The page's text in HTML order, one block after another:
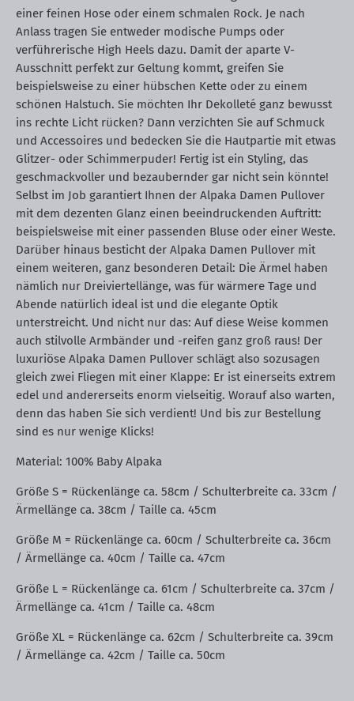
einer feinen Hose oder einem schmalen Rock. Je nach
Anlass tragen Sie entweder modische Pumps oder
verführerische High Heels dazu. Damit der aparte V-
Ausschnitt perfekt zur Geltung kommt, greifen Sie
beispielsweise zu einer hübschen Kette oder zu einem
schönen Halstuch. Sie möchten Ihr Dekolleté ganz bewusst
ins rechte Licht rücken? Dann verzichten Sie auf Schmuck
und Accessoires und bedecken Sie die Hautpartie mit etwas
Glitzer- oder Schimmerpuder! Fertig ist ein Styling, das
geschmackvoller und bezaubernder gar nicht sein könnte!
Selbst im Job garantiert Ihnen der Alpaka Damen Pullover
mit dem dezenten Glanz einen beeindruckenden Auftritt:
beispielsweise mit einer passenden Bluse oder einer Weste.
Darüber hinaus besticht der Alpaka Damen Pullover mit
einem weiteren, ganz besonderen Detail: Die Ärmel haben
nämlich nur Dreiviertellänge, was für wärmere Tage und
Abende natürlich ideal ist und die elegante Optik
unterstreicht. Und nicht nur das: Auf diese Weise kommen
auch stilvolle Armbänder und -reifen ganz groß raus! Der
luxuriöse Alpaka Damen Pullover schlägt also sozusagen
gleich zwei Fliegen mit einer Klappe: Er ist einerseits extrem
edel und andererseits enorm vielseitig. Worauf also warten,
denn das haben Sie sich verdient! Und bis zur Bestellung
sind es nur wenige Klicks!
Material: 100% Baby Alpaka
Größe S = Rückenlänge ca. 58cm / Schulterbreite ca. 33cm /
Ärmellänge ca. 38cm / Taille ca. 45cm
Größe M = Rückenlänge ca. 60cm / Schulterbreite ca. 36cm
/ Ärmellänge ca. 40cm / Taille ca. 47cm
Größe L = Rückenlänge ca. 61cm / Schulterbreite ca. 37cm /
Ärmellänge ca. 41cm / Taille ca. 48cm
Größe XL = Rückenlänge ca. 62cm / Schulterbreite ca. 39cm
/ Ärmellänge ca. 42cm / Taille ca. 50cm